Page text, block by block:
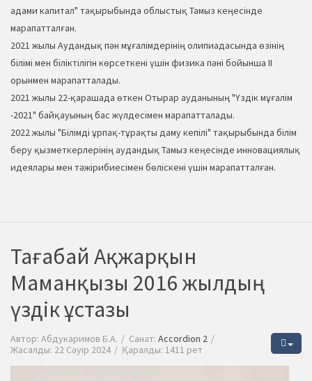
адами капитал" тақырыбында облыстық Тамыз кеңесінде
марапатталған.
2021 жылы Аудандық пән мұғалімдерінің олипиадасында өзінің
білімі мен біліктілігін көрсеткені үшін физика пәні бойынша ІІ
орынмен марапатталады.
2021 жылы 22-қарашада өткен Отырар ауданының "Үздік мұғалім
-2021" байқауының бас жүлдесімен марапатталады.
2022 жылы "Білімді ұрпақ-тұрақты даму кепілі" тақырыбында білім
беру қызметкерлерінің аудандық Тамыз кеңесінде инновациялық
идеялары мен тәжірибиесімен бөліскені үшін марапатталған.
Тағабай Ақжарқын
Маманқызы 2016 жылдың
үздік ұстазы
Автор: Абдукаримов Б.А. Санат: Accordion 2
Жасалды: 22 Сәуір 2024
Қаралды: 1411 рет